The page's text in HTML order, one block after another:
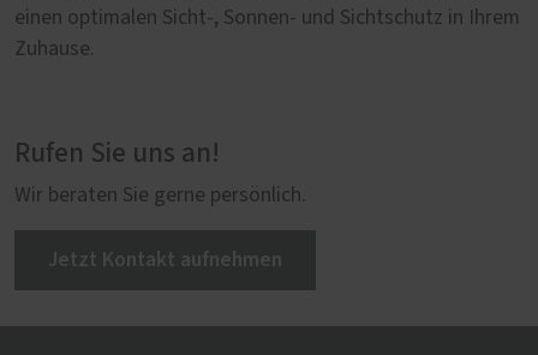
einen optimalen Sicht-, Sonnen- und Sichtschutz in Ihrem
Zuhause.
Rufen Sie uns an!
Wir beraten Sie gerne persönlich.
Jetzt Kontakt aufnehmen